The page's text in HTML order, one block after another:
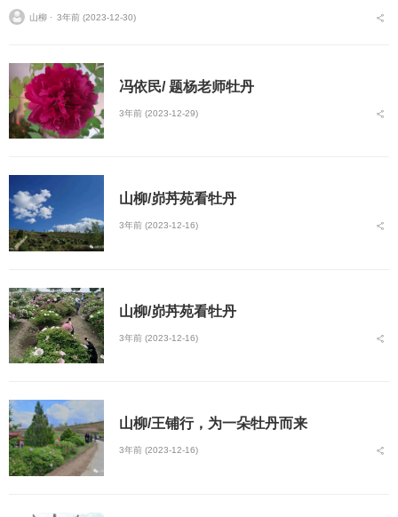
年2月，祖籍甘肃省天水市麦积区三阳川渭南镇卦台山（人文始祖伏羲
画卦之地）下...
山柳 ⋅ 3年前 (2023-12-30)
冯依民/ 题杨老师牡丹
3年前 (2023-12-29)
山柳/峁䒟苑看牡丹
3年前 (2023-12-16)
山柳/峁䒟苑看牡丹
3年前 (2023-12-16)
山柳/王铺行，为一朵牡丹而来
3年前 (2023-12-16)